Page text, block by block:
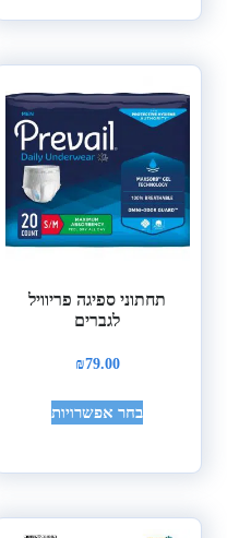
תחתוני ספיגה פריוויל
לגברים
₪79.00
בחר אפשרויות